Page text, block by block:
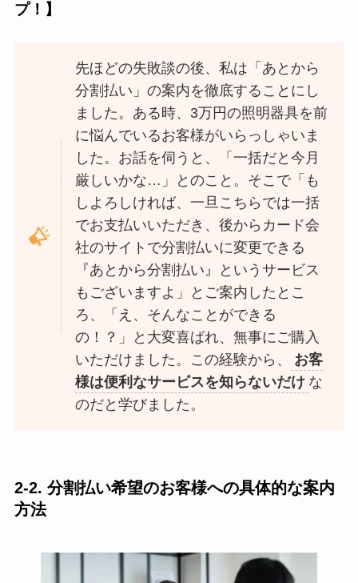
プ！】
先ほどの失敗談の後、私は「あとから
分割払い」の案内を徹底することにし
ました。ある時、3万円の照明器具を前
に悩んでいるお客様がいらっしゃいま
した。お話を伺うと、「一括だと今月
厳しいかな…」とのこと。そこで「も
しよろしければ、一旦こちらでは一括
でお支払いいただき、後からカード会
社のサイトで分割払いに変更できる
『あとから分割払い』というサービス
もございますよ」とご案内したとこ
ろ、「え、そんなことができる
の！？」と大変喜ばれ、無事にご購入
いただけました。この経験から、
お客
様は便利なサービスを知らないだけ な
のだと学びました。
2-2. 分割払い希望のお客様への具体的な案内
方法